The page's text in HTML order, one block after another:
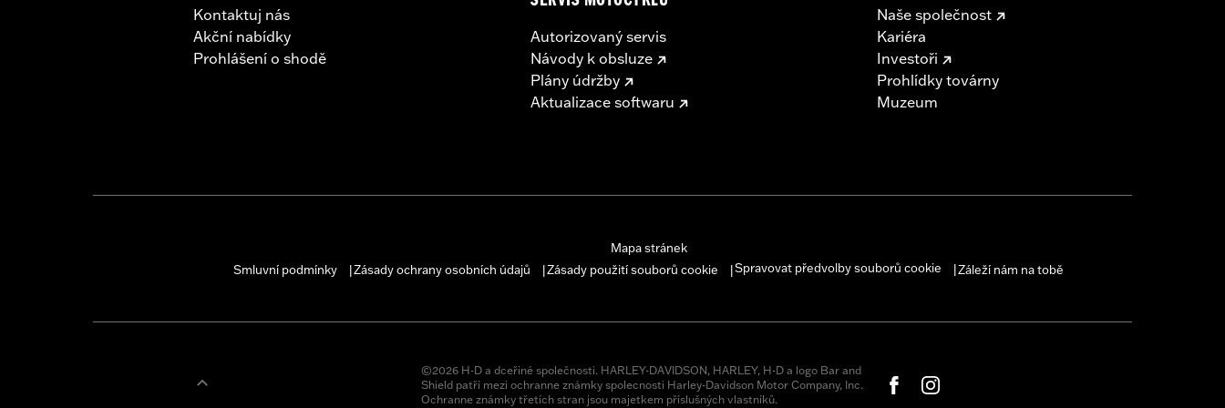
Kontaktuj nás
Akční nabídky
Prohlášení o shodě
Autorizovaný servis
Návody k obsluze
Plány údržby
Aktualizace softwaru
Naše společnost
Kariéra
Investoři
Prohlídky továrny
Muzeum
Mapa stránek
Smluvní podmínky
Zásady ochrany osobních údajů Zásady použití souborů cookie Spravovat předvolby souborů cookie Záleží nám na tobě
©2026 H-D a dceřiné společnosti. HARLEY-DAVIDSON, HARLEY, H-D a logo Bar and
Shield patří mezi ochranne známky spolecnosti Harley-Davidson Motor Company, Inc.
Ochranne známky třetích stran jsou majetkem příslušných vlastníků.